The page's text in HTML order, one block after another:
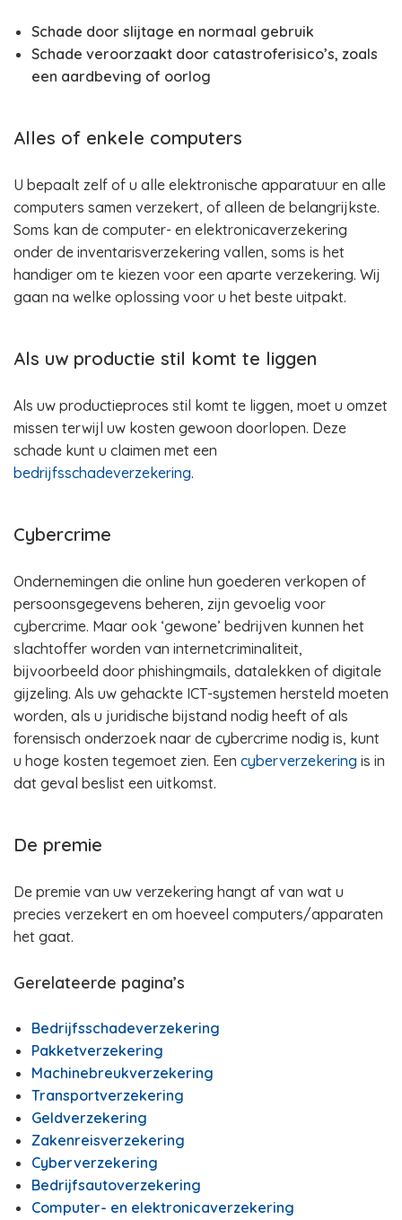
Schade door slijtage en normaal gebruik
Schade veroorzaakt door catastroferisico’s, zoals
een aardbeving of oorlog
Alles of enkele computers
U bepaalt zelf of u alle elektronische apparatuur en alle
computers samen verzekert, of alleen de belangrijkste.
Soms kan de computer- en elektronicaverzekering
onder de inventarisverzekering vallen, soms is het
handiger om te kiezen voor een aparte verzekering. Wij
gaan na welke oplossing voor u het beste uitpakt.
Als uw productie stil komt te liggen
Als uw productieproces stil komt te liggen, moet u omzet
missen terwijl uw kosten gewoon doorlopen. Deze
schade kunt u claimen met een
bedrijfsschadeverzekering.
Cybercrime
Ondernemingen die online hun goederen verkopen of
persoonsgegevens beheren, zijn gevoelig voor
cybercrime. Maar ook ‘gewone’ bedrijven kunnen het
slachtoffer worden van internetcriminaliteit,
bijvoorbeeld door phishingmails, datalekken of digitale
gijzeling. Als uw gehackte ICT-systemen hersteld moeten
worden, als u juridische bijstand nodig heeft of als
forensisch onderzoek naar de cybercrime nodig is, kunt
u hoge kosten tegemoet zien. Een cyberverzekering is in
dat geval beslist een uitkomst.
De premie
De premie van uw verzekering hangt af van wat u
precies verzekert en om hoeveel computers/apparaten
het gaat.
Gerelateerde pagina’s
Bedrijfsschadeverzekering
Pakketverzekering
Machinebreukverzekering
Transportverzekering
Geldverzekering
Zakenreisverzekering
Cyberverzekering
Bedrijfsautoverzekering
Computer- en elektronicaverzekering